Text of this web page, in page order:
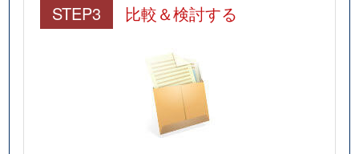
STEP3 比較＆検討する